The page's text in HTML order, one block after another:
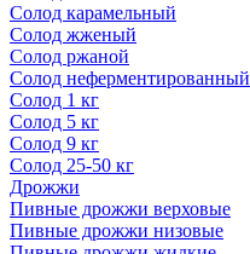
Солод карамельный
Солод жженый
Солод ржаной
Солод неферментированный
Солод 1 кг
Солод 5 кг
Солод 9 кг
Солод 25-50 кг
Дрожжи
Пивные дрожжи верховые
Пивные дрожжи низовые